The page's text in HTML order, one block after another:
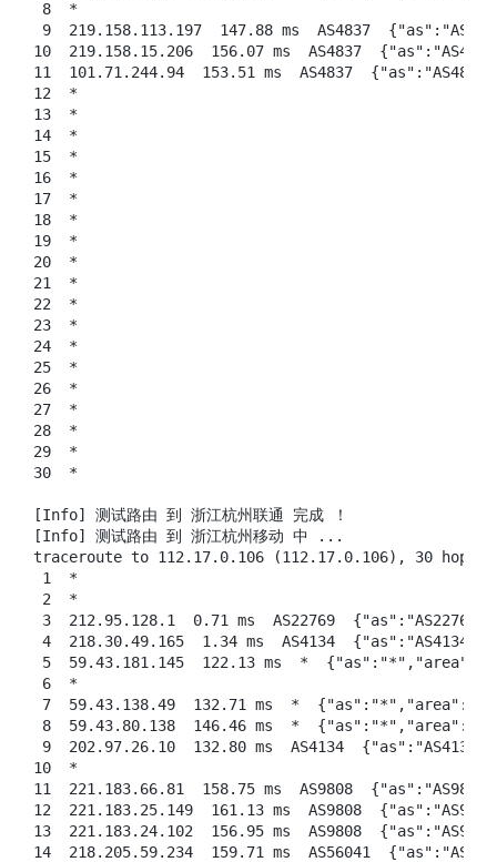
8  *
9  219.158.113.197  147.88 ms  AS4837
10  219.158.15.206  156.07 ms  AS4837
11  101.71.244.94  153.51 ms  AS4837
12  *
13  *
14  *
15  *
16  *
17  *
18  *
19  *
20  *
21  *
22  *
23  *
24  *
25  *
26  *
27  *
28  *
29  *
30  *
[Info] 测试路由 到 浙江杭州联通 完成 ！
[Info] 测试路由 到 浙江杭州移动 中 ...
traceroute to 112.17.0.106 (112.17.0.106), 30 hops
1  *
2  *
3  212.95.128.1  0.71 ms  AS22769
4  218.30.49.165  1.34 ms  AS4134
5  59.43.181.145  122.13 ms  *  {"as":"*","area":"
6  *
7  59.43.138.49  132.71 ms  *  {"as":"*","area":"中
8  59.43.80.138  146.46 ms  *  {"as":"*","area":"中
9  202.97.26.10  132.80 ms  AS4134
10  *
11  221.183.66.81  158.75 ms  AS9808
12  221.183.25.149  161.13 ms  AS9808
13  221.183.24.102  156.95 ms  AS9808
14  218.205.59.234  159.71 ms  AS56041